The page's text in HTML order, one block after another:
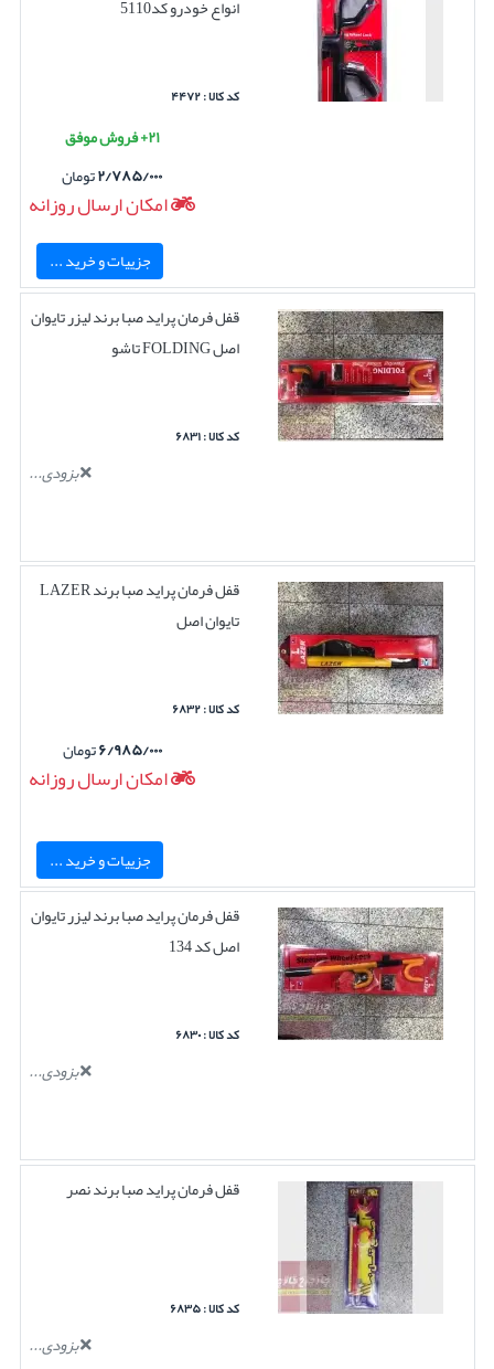
انواع خودرو کد5110
کد کالا : ۴۴۷۲
۲۱+ فروش موفق
۲/۷۸۵/۰۰۰تومان
امکان ارسال روزانه
جزییات و خرید ...
قفل فرمان پراید صبا برند لیزر تایوان
اصل FOLDING تاشو
کد کالا : ۶۸۳۱
بزودی...
قفل فرمان پراید صبا برند LAZER
تایوان اصل
کد کالا : ۶۸۳۲
۶/۹۸۵/۰۰۰تومان
امکان ارسال روزانه
جزییات و خرید ...
قفل فرمان پراید صبا برند لیزر تایوان
اصل کد 134
کد کالا : ۶۸۳۰
بزودی...
قفل فرمان پراید صبا برند نصر
کد کالا : ۶۸۳۵
بزودی...